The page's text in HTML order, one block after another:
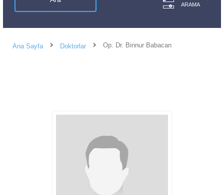
ARAMA
Ana Sayfa Doktorlar Op. Dr. Binnur Babacan